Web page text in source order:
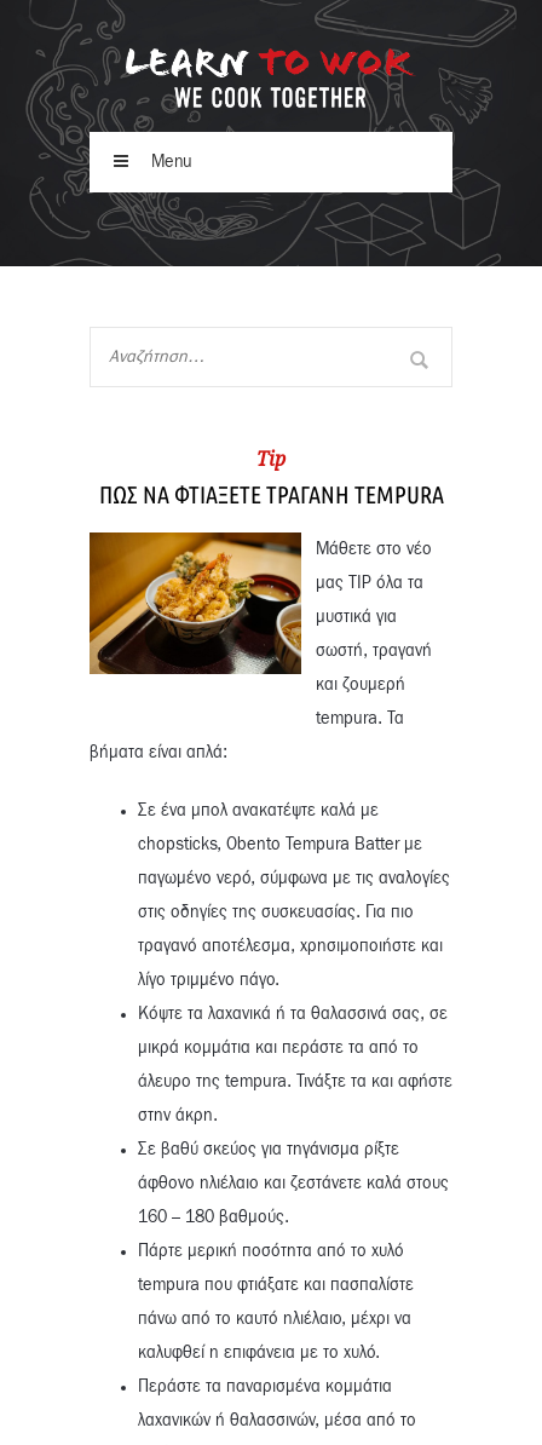
Menu
Tip
ΠΩΣ ΝΑ ΦΤΙΑΞΕΤΕ ΤΡΑΓΑΝΗ TEMPURA
Μάθετε στο νέο
μας TIP όλα τα
μυστικά για
σωστή, τραγανή
και ζουμερή
tempura. Τα
βήματα είναι απλά:
Σε ένα μπολ ανακατέψτε καλά με
chopsticks, Obento Tempura Batter με
παγωμένο νερό, σύμφωνα με τις αναλογίες
στις οδηγίες της συσκευασίας. Για πιο
τραγανό αποτέλεσμα, χρησιμοποιήστε και
λίγο τριμμένο πάγο.
Κόψτε τα λαχανικά ή τα θαλασσινά σας, σε
μικρά κομμάτια και περάστε τα από το
άλευρο της tempura. Τινάξτε τα και αφήστε
στην άκρη.
Σε βαθύ σκεύος για τηγάνισμα ρίξτε
άφθονο ηλιέλαιο και ζεστάνετε καλά στους
160 – 180 βαθμούς.
Πάρτε μερική ποσότητα από το χυλό
tempura που φτιάξατε και πασπαλίστε
πάνω από το καυτό ηλιέλαιο, μέχρι να
καλυφθεί η επιφάνεια με το χυλό.
Περάστε τα παναρισμένα κομμάτια
λαχανικών ή θαλασσινών, μέσα από το